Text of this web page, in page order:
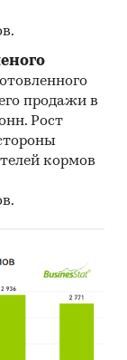
продажи в
Рост
кормов